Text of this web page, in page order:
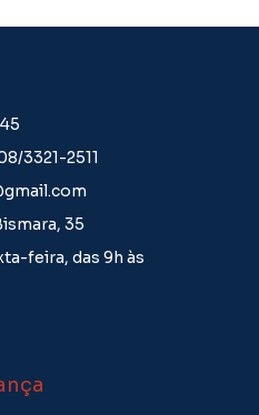
3321-2511
35
feira, das 9h às